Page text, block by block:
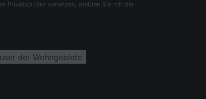
Privatsphäre verletzen, melden Sie mir die
der Wohngebiete